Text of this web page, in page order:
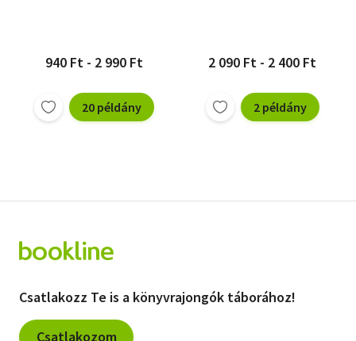
940 Ft - 2 990 Ft
20 példány
2 090 Ft - 2 400 Ft
2 példány
Csatlakozz Te is a könyvrajongók táborához!
Csatlakozom